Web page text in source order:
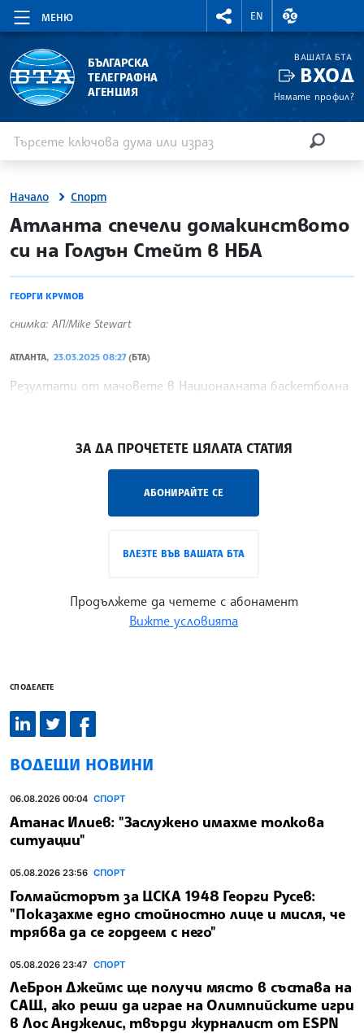
МЕНЮ
RIGHTMENU.SOCIAL
EN
ВАЛУТНИ
БЪЛГАРСКА
ТЕЛЕГРАФНА
АГЕНЦИЯ
ВАШАТА БТА
ВХОД
Нямате профил?
Начало Спорт
site.bta
Атланта спечели домакинството
си на Голдън Стейт в НБА
ГЕОРГИ КРУМОВ
снимка: АП/Mike Stewart
АТЛАНТА, 23.03.2025 08:27(БТА)
Резултати от мачовете в Националната баскетболна
ЗА ДА ПРОЧЕТЕТЕ ЦЯЛАТА СТАТИЯ
АБОНИРАЙТЕ СЕ
ВЛЕЗТЕ ВЪВ ВАШАТА БТА
Продължете да четете с абонамент
Вижте условията
СПОДЕЛЕТЕ
ВОДЕЩИ НОВИНИ
06.08.2026 00:04 СПОРТ
Атанас Илиев: "Заслужено имахме толкова
ситуации"
05.08.2026 23:56 СПОРТ
Голмайсторът за ЦСКА 1948 Георги Русев:
"Показахме едно стойностно лице и мисля, че
трябва да се гордеем с него"
05.08.2026 23:47 СПОРТ
ЛеБрон Джеймс ще получи място в състава на
САЩ, ако реши да играе на Олимпийските игри
в Лос Анджелис, твърди журналист от ESPN